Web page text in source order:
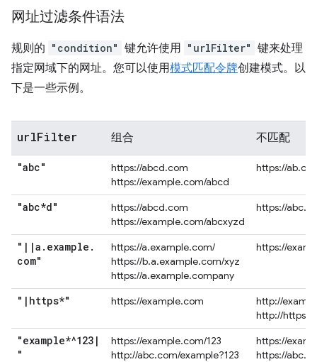
网址过滤条件语法
规则的 "condition" 键允许使用 "urlFilter" 键来处理
指定网域下的网址。您可以使用模式匹配令牌创建模式。以
下是一些示例。
urlFilter 组合 不匹配
"abc"
https://abcd.com
https://example.com/abcd
https://
"abc*d"
https://abcd.com
https://example.com/abcxyzd
https://
" | |a . example .
com"
https://a.example.com/
https://b.a.example.com/xyz
https://a.example.company
https://
" | https*" https://example.com
http://
http://
"example*^123 |
"
https://example.com/123
http://abc.com/example?123
https://
https://